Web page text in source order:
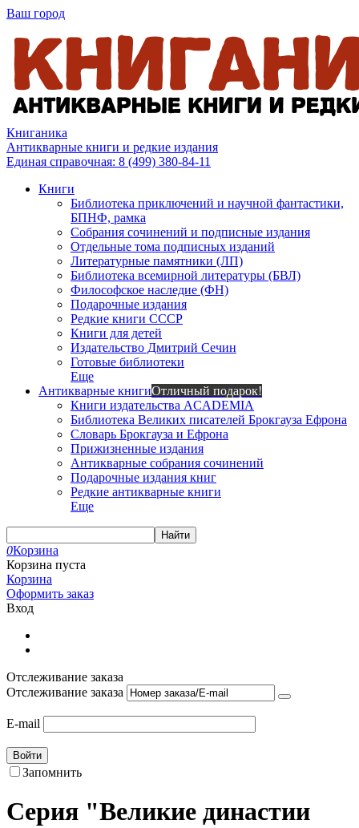
Ваш город
Книганика
Антикварные книги и редкие издания
Единая справочная: 8 (499) 380-84-11
Книги
Библиотека приключений и научной фантастики,
БПНФ, рамка
Собрания сочинений и подписные издания
Отдельные тома подписных изданий
Литературные памятники (ЛП)
Библиотека всемирной литературы (БВЛ)
Философское наследие (ФН)
Подарочные издания
Редкие книги СССР
Книги для детей
Издательство Дмитрий Сечин
Готовые библиотеки
Еще
Антикварные книгиОтличный подарок!
Книги издательства ACADEMIA
Библиотека Великих писателей Брокгауза Ефрона
Словарь Брокгауза и Ефрона
Прижизненные издания
Антикварные собрания сочинений
Подарочные издания книг
Редкие антикварные книги
Еще
Найти
0Корзина
Корзина пуста
Корзина
Оформить заказ
Вход
Отслеживание заказа
Отслеживание заказа
E-mail
Войти
Запомнить
Серия "Великие династии